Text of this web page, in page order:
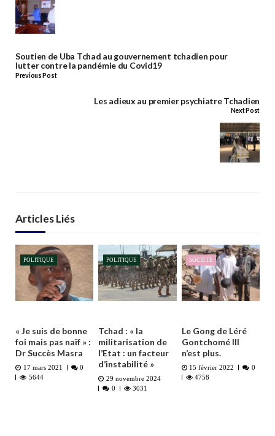
Soutien de Uba Tchad au gouvernement tchadien pour
lutter contre la pandémie du Covid19
Previous Post
Les adieux au premier psychiatre Tchadien
Next Post
Articles Liés
POLITIQUE
« Je suis de bonne
foi mais pas naïf » :
Dr Succès Masra
17 mars 2021
0
5644
POLITIQUE
Tchad : « la
militarisation de
l’Etat : un facteur
d’instabilité »
29 novembre 2024
0
3031
SOCIETÉ
Le Gong de Léré
Gontchomé III
n’est plus.
15 février 2022
0
4758